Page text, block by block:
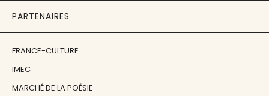
PARTENAIRES
FRANCE-CULTURE
IMEC
MARCHÉ DE LA POÉSIE